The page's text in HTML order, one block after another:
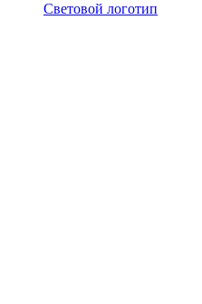
Световой логотип